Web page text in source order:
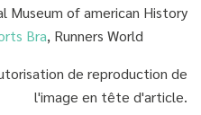
Museum of american History
Bra, Runners World
de reproduction de
l'image en tête d'article.